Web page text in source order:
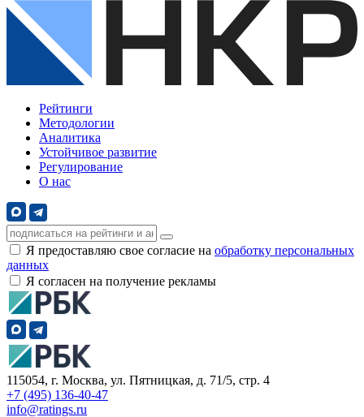
Рейтинги
Методологии
Аналитика
Устойчивое развитие
Регулирование
О нас
Я предоставляю свое согласие на обработку персональных
данных
Я согласен на получение рекламы
115054, г. Москва, ул. Пятницкая, д. 71/5, стр. 4
+7 (495) 136-40-47
info@ratings.ru